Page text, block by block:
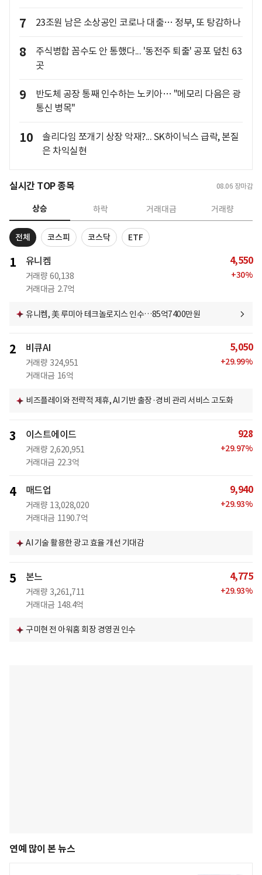
7 23조원 남은 소상공인 코로나 대출… 정부, 또 탕감하나
8
주식병합 꼼수도 안 통했다... '동전주 퇴출' 공포 덮친 63
곳
9
반도체 공장 통째 인수하는 노키아… "메모리 다음은 광
통신 병목"
10
솔리다임 쪼개기 상장 악재?... SK하이닉스 급락, 본질
은 차익실현
실시간 TOP 종목 08.06 장마감
상승 하락 거래대금 거래량
전체 코스피 코스닥 ETF
1 유니켐
거래량 60,138
거래대금 2.7억
4,550
+30%
유니켐, 美 루미아 테크놀로지스 인수…85억7400만원
2 비큐AI
거래량 324,951
거래대금 16억
5,050
+29.99%
비즈플레이와 전략적 제휴, AI 기반 출장·경비 관리 서비스 고도화
3 이스트에이드
거래량 2,620,951
거래대금 22.3억
928
+29.97%
4 매드업
거래량 13,028,020
거래대금 1190.7억
9,940
+29.93%
AI 기술 활용한 광고 효율 개선 기대감
5 본느
거래량 3,261,711
거래대금 148.4억
4,775
+29.93%
구미현 전 아워홈 회장 경영권 인수
연예 많이 본 뉴스